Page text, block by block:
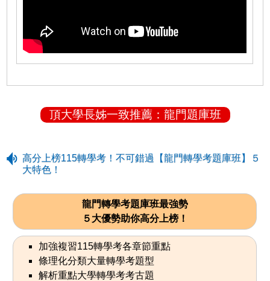
頂大學長姊一致推薦：龍門題庫班
高分上榜115轉學考！不可錯過【龍門轉學考題庫班】５
大特色！
龍門轉學考題庫班最強勢
５大優勢助你高分上榜！
加強複習115轉學考各章節重點
條理化分類大量轉學考題型
解析重點大學轉學考考古題